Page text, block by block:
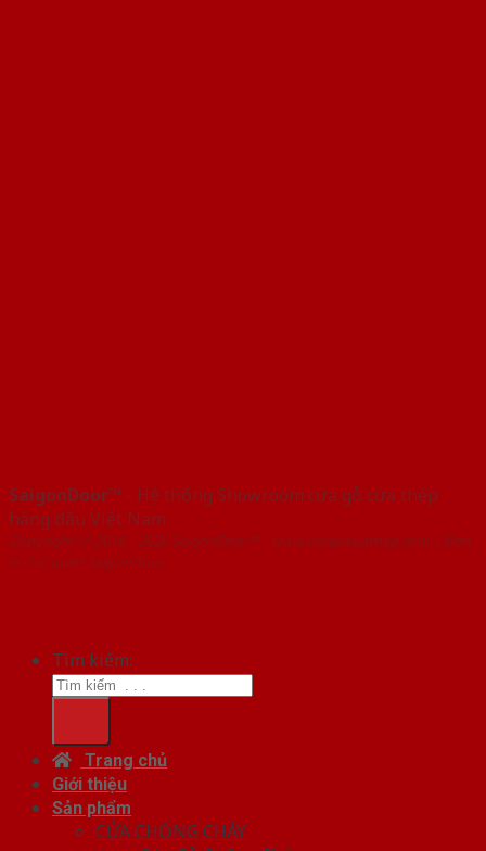
SaigonDoor™ - Hệ thống Showroom cửa gỗ cửa thép
hàng đầu Việt Nam
Copyright ⓒ 2016 – 2026 SaigonDoor™ - www.cuagocuathep.com | Đơn
vị chủ quản SaigonDoor
Tìm kiếm:
Trang chủ
Giới thiệu
Sản phẩm
CỬA CHỐNG CHÁY